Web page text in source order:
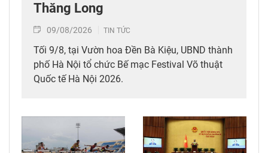
Thăng Long
09/08/2026 TIN TỨC
Tối 9/8, tại Vườn hoa Đền Bà Kiệu, UBND thành
phố Hà Nội tổ chức Bế mạc Festival Võ thuật
Quốc tế Hà Nội 2026.